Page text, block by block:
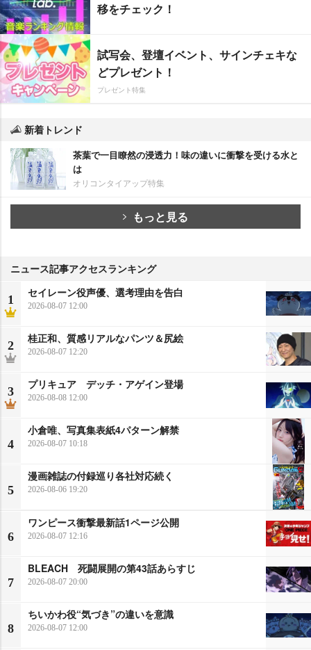
移をチェック！
試写会、登壇イベント、サインチェキな
どプレゼント！
プレゼント特集
新着トレンド
茶葉で一目瞭然の浸透力！味の違いに衝撃を受ける水と
は
オリコンタイアップ特集
もっと見る
ニュース記事アクセスランキング
1
セイレーン役声優、選考理由を告白
2026-08-07 12:00
2
桂正和、質感リアルなパンツ＆尻絵
2026-08-07 12:20
3
プリキュア デッチ・アゲイン登場
2026-08-08 12:00
4
小倉唯、写真集表紙4パターン解禁
2026-08-07 10:18
5
漫画雑誌の付録巡り各社対応続く
2026-08-06 19:20
6
ワンピース衝撃最新話1ページ公開
2026-08-07 12:16
7
BLEACH 死闘展開の第43話あらすじ
2026-08-07 20:00
8
ちいかわ役“気づき”の違いを意識
2026-08-07 12:00